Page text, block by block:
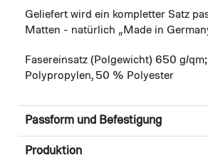
Geliefert wird ein kompletter Satz
Matten - natürlich „Made in
Fasereinsatz (Polgewicht) 650 g/
Polypropylen, 50 % Polyester
Passform und Befestigung
Produktion